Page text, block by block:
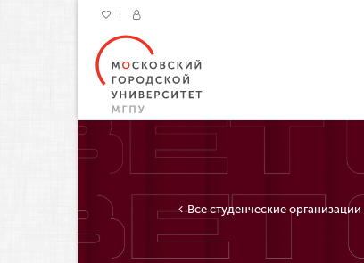
Все студенческие организации